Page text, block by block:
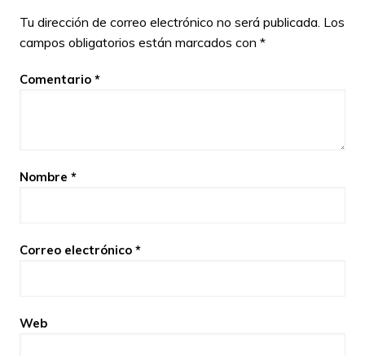
Tu dirección de correo electrónico no será publicada. Los
campos obligatorios están marcados con *
Comentario *
Nombre *
Correo electrónico *
Web